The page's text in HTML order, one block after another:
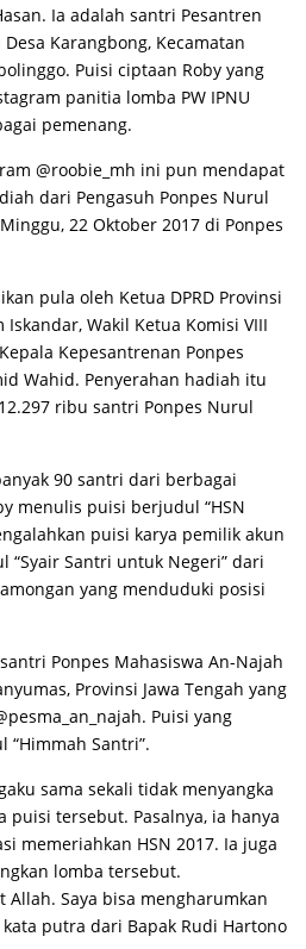
Ia adalah santri Pesantren
Karangbong, Kecamatan
Puisi ciptaan Roby yang
panitia lomba PW IPNU
pemenang.
@roobie_mh ini pun mendapat
dari Pengasuh Ponpes Nurul
22 Oktober 2017 di Ponpes
pula oleh Ketua DPRD Provinsi
Wakil Ketua Komisi VIII
Kepesantrenan Ponpes
Wahid. Penyerahan hadiah itu
ribu santri Ponpes Nurul
90 santri dari berbagai
menulis puisi berjudul “HSN
puisi karya pemilik akun
“Syair Santri untuk Negeri” dari
yang menduduki posisi
Ponpes Mahasiswa An-Najah
Provinsi Jawa Tengah yang
Puisi yang
Santri”.
sama sekali tidak menyangka
puisi tersebut. Pasalnya, ia hanya
memeriahkan HSN 2017. Ia juga
lomba tersebut.
Saya bisa mengharumkan
putra dari Bapak Rudi Hartono